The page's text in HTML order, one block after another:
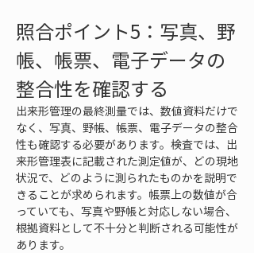
照合ポイント5：写真、野
帳、帳票、電子データの
整合性を確認する
出来形管理の最終測量では、数値資料だけで
なく、写真、野帳、帳票、電子データの整合
性も確認する必要があります。検査では、出
来形管理表に記載された測定値が、どの現地
状況で、どのように測られたものかを説明で
きることが求められます。帳票上の数値が合
っていても、写真や野帳と対応しない場合、
根拠資料として不十分と判断される可能性が
あります。